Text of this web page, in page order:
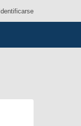
Identificarse